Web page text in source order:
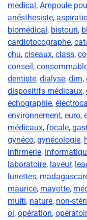
medical , Ampoule
anésthesiste,
biomédical , bistouri,
cardiotocographe,
chu, ciseaux, class,
conseil ,
dentiste, dialyse, dim,
dispositifs médicaux,
échographie,
environnement, euro,
médicaux, focale,
gynéco, gynécologie,
infirmerie,
laboratoire, laveur,
lunettes,
maurice, mayotte,
multi, nature, non-
oi, opération,